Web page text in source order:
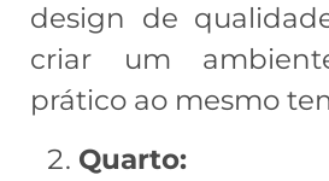
design de
criar um
prático ao mesmo
Quarto: